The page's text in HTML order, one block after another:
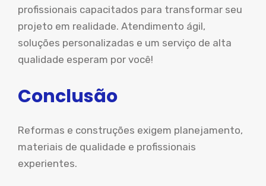
profissionais capacitados para transformar seu
projeto em realidade. Atendimento ágil,
soluções personalizadas e um serviço de alta
qualidade esperam por você!
Conclusão
Reformas e construções exigem planejamento,
materiais de qualidade e profissionais
experientes.